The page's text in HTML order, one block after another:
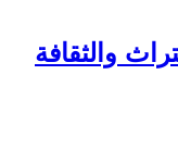
والثقافة